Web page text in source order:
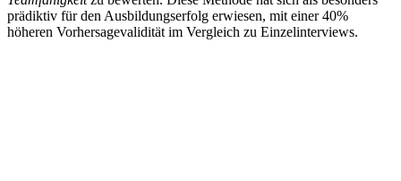
prädiktiv für den Ausbildungserfolg erwiesen, mit einer 40%
höheren Vorhersagevalidität im Vergleich zu Einzelinterviews.